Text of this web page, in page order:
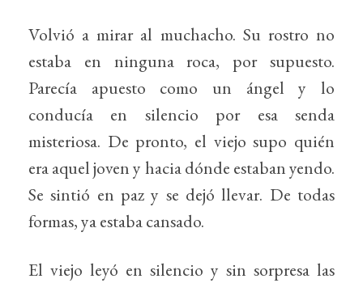
Volvió a mirar al muchacho. Su rostro no
estaba en ninguna roca, por supuesto.
Parecía apuesto como un ángel y lo
conducía en silencio por esa senda
misteriosa. De pronto, el viejo supo quién
era aquel joven y hacia dónde estaban yendo.
Se sintió en paz y se dejó llevar. De todas
formas, ya estaba cansado.
El viejo leyó en silencio y sin sorpresa las